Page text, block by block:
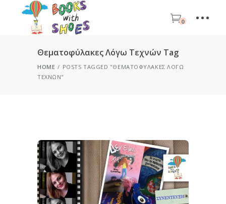
0
Θεματοφύλακες Λόγω Τεχνών Tag
HOME
POSTS TAGGED "ΘΕΜΑΤΟΦΎΛΑΚΕΣ ΛΌΓΩ
ΤΕΧΝΏΝ"